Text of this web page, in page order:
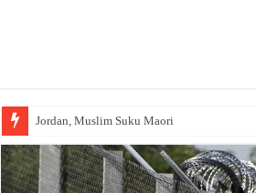
Jordan, Muslim Suku Maori